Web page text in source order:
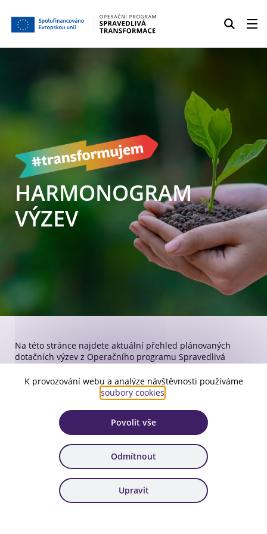
HARMONOGRAM
VÝZEV
Na této stránce najdete aktuální přehled plánovaných
dotačních výzev z Operačního programu Spravedlivá
Harmonogram výzev OPST 2021–2027 na
rok 2026
545.37 kB Platnost: 13. 5. 2026
stáhnout
Harmonogram výzev OPST 2021–2027 na
rok 2025
K provozování webu a analýze návštěvnosti používáme
soubory cookies
Povolit vše
Odmítnout
Upravit